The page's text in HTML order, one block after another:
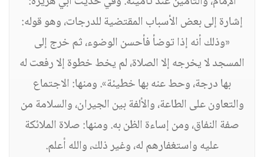
إشارة إلى بعض الأسباب المقتضية للدرجات، وهو قوله:
«وذلك أنه إذا توضأ فأحسن الوضوء، ثم خرج إلى
المسجد لا يخرجه إلا الصلاة، لم يخط خطوة إلا رفعت له
بها درجة، وحط عنه بها خطيئة». ومنها: الاجتماع
والتعاون على الطاعة، والألفة بين الجيران، والسلامة من
صفة النفاق، ومن إساءة الظن به. ومنها: صلاة الملائكة
عليه واستغفارهم له، وغير ذلك، والله أعلم.